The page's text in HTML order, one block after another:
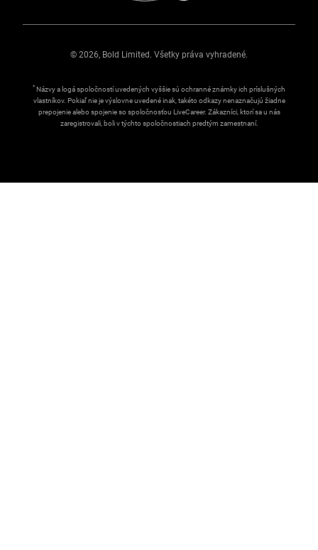
© 2026, Bold Limited. Všetky práva vyhradené.
* Názvy a logá spoločností uvedených vyššie sú ochranné známky ich príslušných
vlastníkov. Pokiaľ nie je výslovne uvedené inak, takéto odkazy nenaznačujú žiadne
prepojenie alebo spojenie so spoločnosťou LiveCareer. Zákazníci, ktorí sa u nás
zaregistrovali, boli v týchto spoločnostiach predtým zamestnaní.